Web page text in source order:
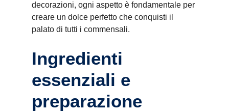
decorazioni, ogni aspetto è fondamentale per
creare un dolce perfetto che conquisti il
palato di tutti i commensali.
Ingredienti
essenziali e
preparazione